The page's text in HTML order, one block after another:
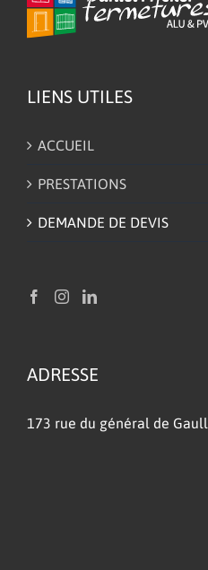
LIENS UTILES
ACCUEIL
PRESTATIONS
DEMANDE DE DEVIS
ADRESSE
173 rue du général de